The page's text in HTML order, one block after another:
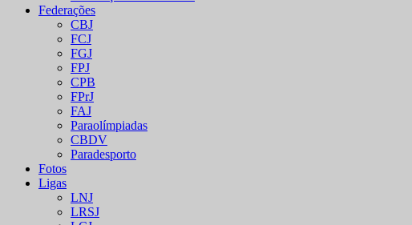
Federações
CBJ
FCJ
FGJ
FPJ
CPB
FPrJ
FAJ
Paraolímpiadas
CBDV
Paradesporto
Fotos
Ligas
LNJ
LRSJ